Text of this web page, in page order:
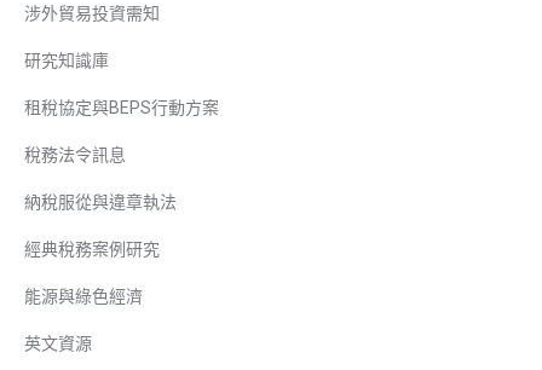
涉外貿易投資需知
研究知識庫
租稅協定與BEPS行動方案
稅務法令訊息
納稅服從與違章執法
經典稅務案例研究
能源與綠色經濟
英文資源